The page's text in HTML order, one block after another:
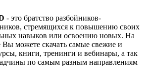
- это братство разбойников-
стремящихся к повышению своих
навыков или освоению новых. На
можете скачать самые свежие и
книги, тренинги и вебинары, а так
по самым разным направлениям